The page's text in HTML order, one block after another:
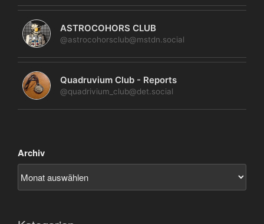
ASTROCOHORS CLUB
@astrocohorsclub@mstdn.social
Quadruvium Club - Reports
@quadrivium_club@det.social
Archiv